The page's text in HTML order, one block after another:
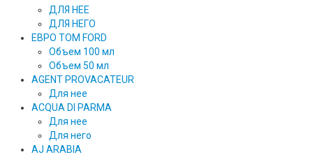
ДЛЯ НЕЕ
ДЛЯ НЕГО
ЕВРО TOM FORD
Объем 100 мл
Объем 50 мл
AGENT PROVACATEUR
Для нее
ACQUA DI PARMA
Для нее
Для него
AJ ARABIA